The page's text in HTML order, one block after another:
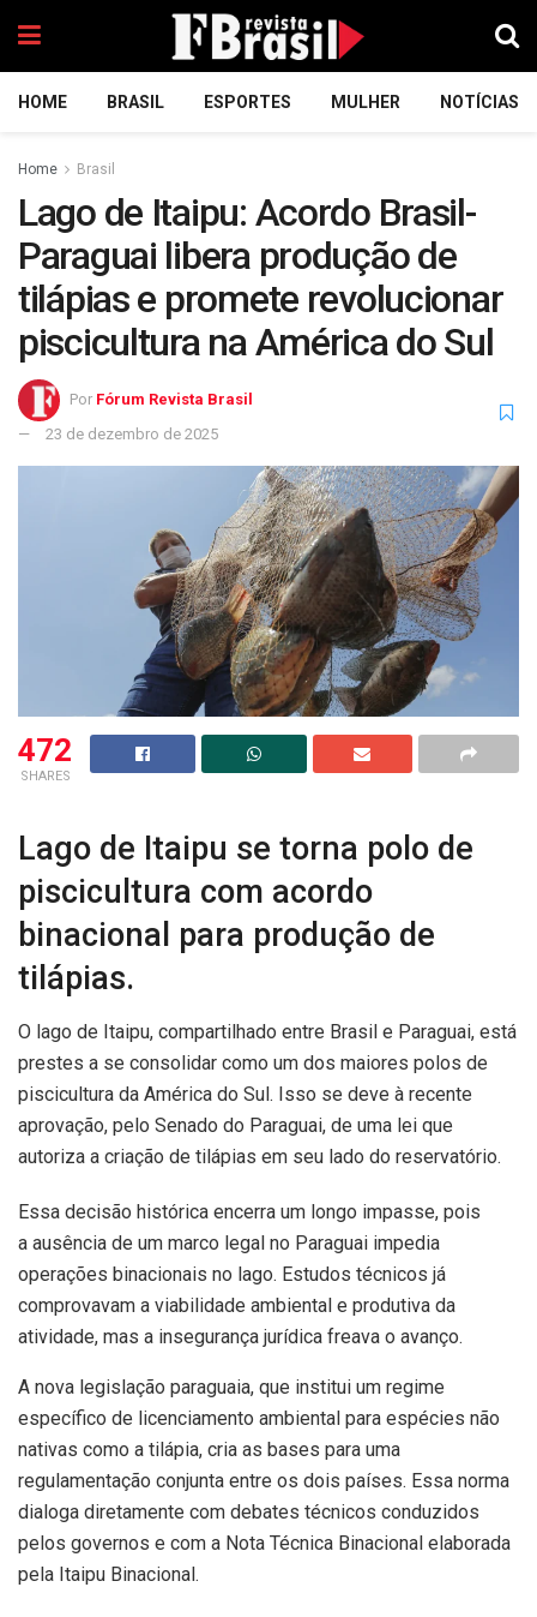
HOME BRASIL ESPORTES MULHER NOTÍCIAS
Home Brasil
Lago de Itaipu: Acordo Brasil-
Paraguai libera produção de
tilápias e promete revolucionar
piscicultura na América do Sul
Por Fórum Revista Brasil
23 de dezembro de 2025
472
SHARES
Lago de Itaipu se torna polo de
piscicultura com acordo
binacional para produção de
tilápias.
O lago de Itaipu, compartilhado entre Brasil e Paraguai, está
prestes a se consolidar como um dos maiores polos de
piscicultura da América do Sul. Isso se deve à recente
aprovação, pelo Senado do Paraguai, de uma lei que
autoriza a criação de tilápias em seu lado do reservatório.
Essa decisão histórica encerra um longo impasse, pois
a ausência de um marco legal no Paraguai impedia
operações binacionais no lago. Estudos técnicos já
comprovavam a viabilidade ambiental e produtiva da
atividade, mas a insegurança jurídica freava o avanço.
A nova legislação paraguaia, que institui um regime
específico de licenciamento ambiental para espécies não
nativas como a tilápia, cria as bases para uma
regulamentação conjunta entre os dois países. Essa norma
dialoga diretamente com debates técnicos conduzidos
pelos governos e com a Nota Técnica Binacional elaborada
pela Itaipu Binacional.